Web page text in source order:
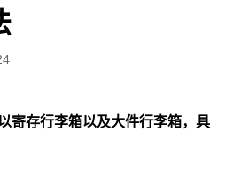
寄存行李箱以及大件行李箱，具